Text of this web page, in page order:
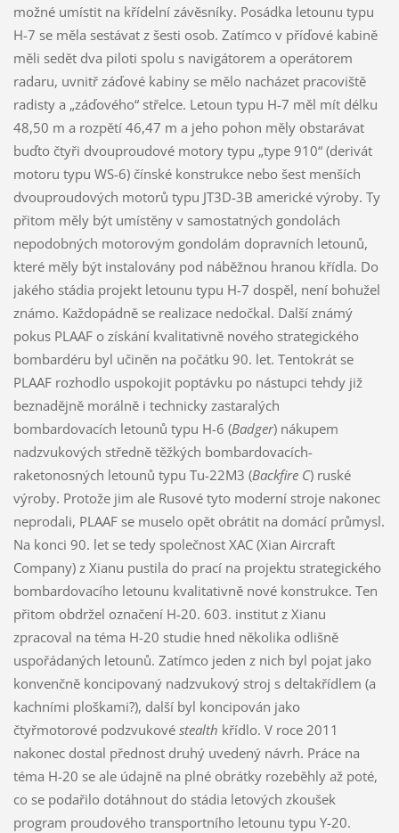
možné umístit na křídelní závěsníky. Posádka letounu typu
H-7 se měla sestávat z šesti osob. Zatímco v příďové kabině
měli sedět dva piloti spolu s navigátorem a operátorem
radaru, uvnitř záďové kabiny se mělo nacházet pracoviště
radisty a „záďového“ střelce. Letoun typu H-7 měl mít délku
48,50 m a rozpětí 46,47 m a jeho pohon měly obstarávat
buďto čtyři dvouproudové motory typu „type 910“ (derivát
motoru typu WS-6) čínské konstrukce nebo šest menších
dvouproudových motorů typu JT3D-3B americké výroby. Ty
přitom měly být umístěny v samostatných gondolách
nepodobných motorovým gondolám dopravních letounů,
které měly být instalovány pod náběžnou hranou křídla. Do
jakého stádia projekt letounu typu H-7 dospěl, není bohužel
známo. Každopádně se realizace nedočkal. Další známý
pokus PLAAF o získání kvalitativně nového strategického
bombardéru byl učiněn na počátku 90. let. Tentokrát se
PLAAF rozhodlo uspokojit poptávku po nástupci tehdy již
beznadějně morálně i technicky zastaralých
bombardovacích letounů typu H-6 (Badger) nákupem
nadzvukových středně těžkých bombardovacích-
raketonosných letounů typu Tu-22M3 (Backfire C) ruské
výroby. Protože jim ale Rusové tyto moderní stroje nakonec
neprodali, PLAAF se muselo opět obrátit na domácí průmysl.
Na konci 90. let se tedy společnost XAC (Xian Aircraft
Company) z Xianu pustila do prací na projektu strategického
bombardovacího letounu kvalitativně nové konstrukce. Ten
přitom obdržel označení H-20. 603. institut z Xianu
zpracoval na téma H-20 studie hned několika odlišně
uspořádaných letounů. Zatímco jeden z nich byl pojat jako
konvenčně koncipovaný nadzvukový stroj s deltakřídlem (a
kachními ploškami?), další byl koncipován jako
čtyřmotorové podzvukové stealth křídlo. V roce 2011
nakonec dostal přednost druhý uvedený návrh. Práce na
téma H-20 se ale údajně na plné obrátky rozeběhly až poté,
co se podařilo dotáhnout do stádia letových zkoušek
program proudového transportního letounu typu Y-20.